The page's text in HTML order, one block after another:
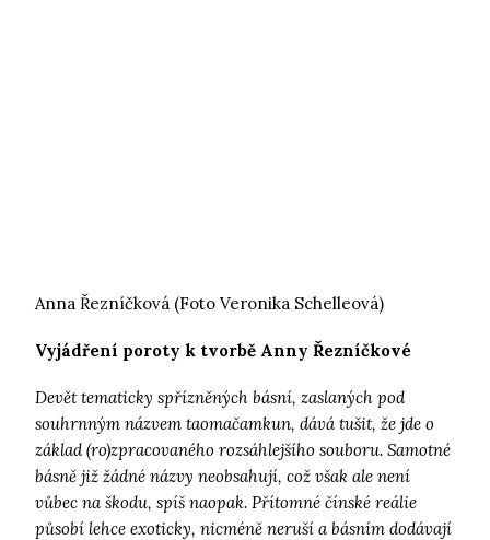
Anna Řezníčková (Foto Veronika Schelleová)
Vyjádření poroty k tvorbě Anny Řezníčkové
Devět tematicky spřízněných básní, zaslaných pod
souhrnným názvem taomačamkun, dává tušit, že jde o
základ (ro)zpracovaného rozsáhlejšího souboru. Samotné
básně již žádné názvy neobsahují, což však ale není
vůbec na škodu, spíš naopak. Přítomné čínské reálie
působí lehce exoticky, nicméně neruší a básním dodávají